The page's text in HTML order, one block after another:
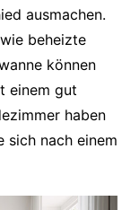
ausmachen.
beheizte
können
einem gut
haben
sich nach einem